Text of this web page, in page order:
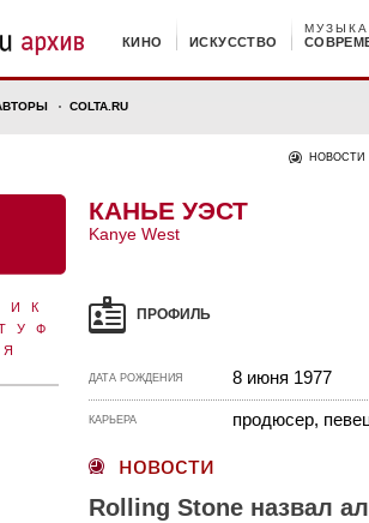
КИНО ИСКУССТВО
МУЗЫКА
COLTA.RU
НОВОСТИ
И
К
У
Ф
Я
КАНЬЕ УЭСТ
Kanye West
ПРОФИЛЬ
ДАТА РОЖДЕНИЯ 8 июня 1977
КАРЬЕРА продюсер,
новости
Rolling Stone назвал